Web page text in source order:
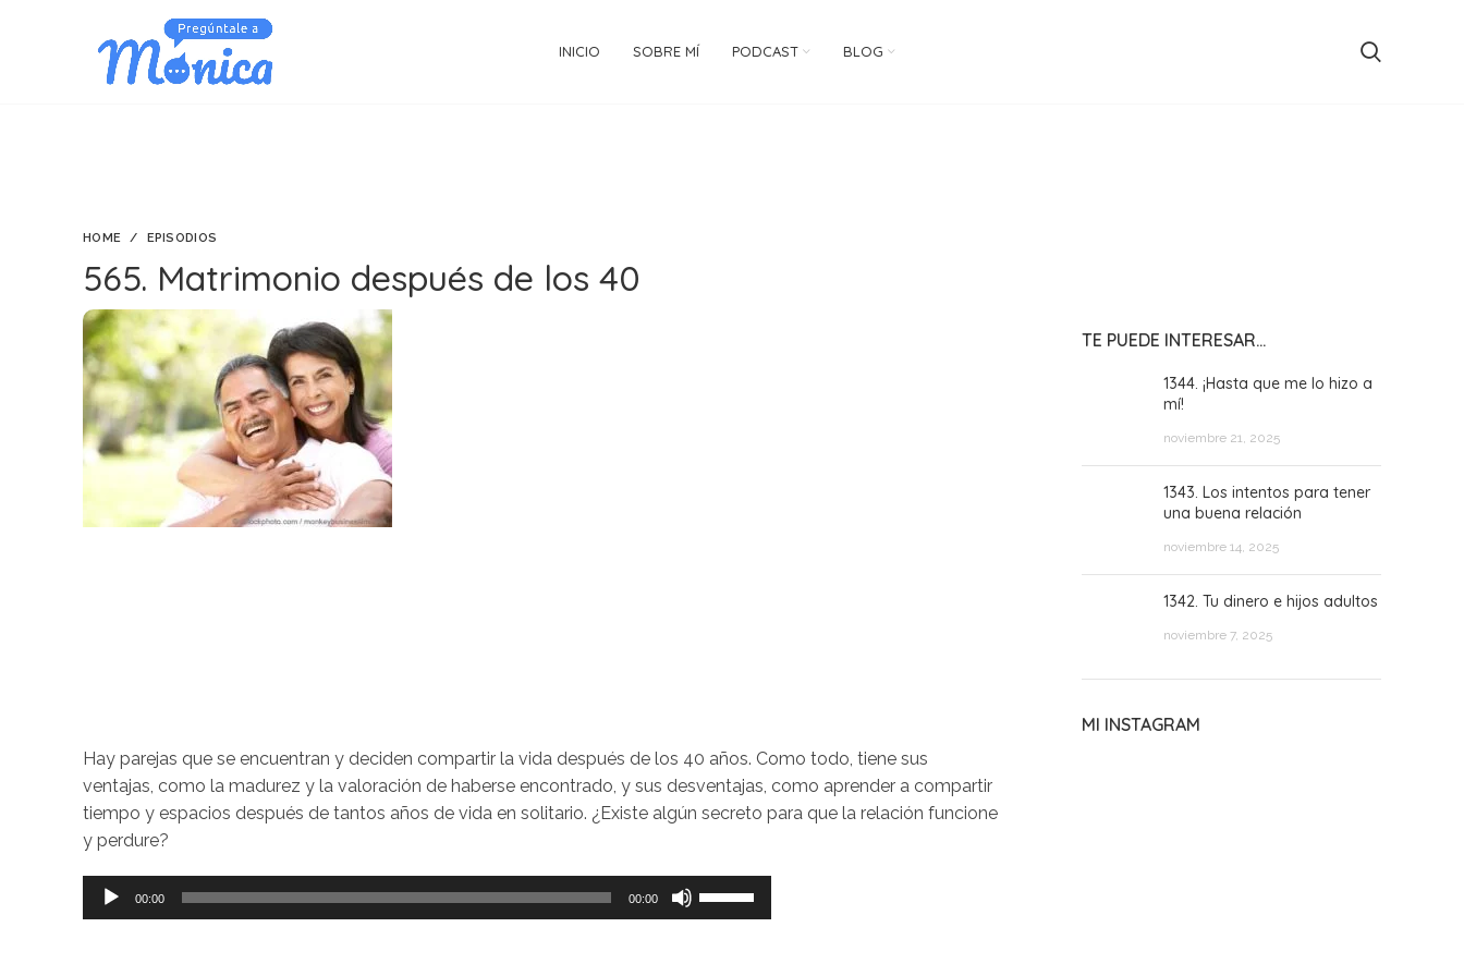
INICIO SOBRE MÍ PODCAST BLOG
HOME EPISODIOS
565. Matrimonio después de los 40
Hay parejas que se encuentran y deciden compartir la vida después de los 40 años. Como todo, tiene sus
ventajas, como la madurez y la valoración de haberse encontrado, y sus desventajas, como aprender a compartir
tiempo y espacios después de tantos años de vida en solitario. ¿Existe algún secreto para que la relación funcione
y perdure?
Reproductor
de
00:00 00:00
Utiliza
las
TE PUEDE INTERESAR…
1344. ¡Hasta que me lo hizo a
mí!
noviembre 21, 2025
1343. Los intentos para tener
una buena relación
noviembre 14, 2025
1342. Tu dinero e hijos adultos
noviembre 7, 2025
MI INSTAGRAM